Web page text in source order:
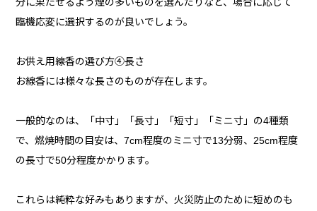
分に果たせるよう煙の多いものを選んだりなど、場合に応じて
臨機応変に選択するのが良いでしょう。
お供え用線香の選び方④長さ
お線香には様々な長さのものが存在します。
一般的なのは、「中寸」「長寸」「短寸」「ミニ寸」の4種類
で、燃焼時間の目安は、7cm程度のミニ寸で13分弱、25cm程度
の長寸で50分程度かかります。
これらは純粋な好みもありますが、火災防止のために短めのも